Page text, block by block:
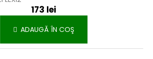
173 lei
ADAUGĂ ÎN COŞ